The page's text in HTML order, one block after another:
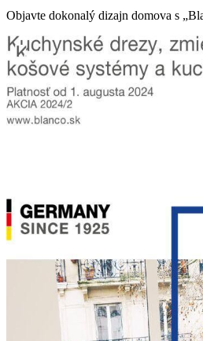
Objavte dokonalý dizajn domova s